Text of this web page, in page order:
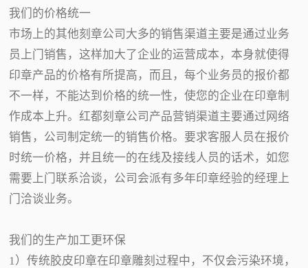
我们的价格统一
市场上的其他刻章公司大多的销售渠道主要是通过业务
员上门销售，这样加大了企业的运营成本，本身就使得
印章产品的价格有所提高，而且，每个业务员的报价都
不一样，不能达到价格的统一性，使您的企业在印章制
作成本上升。红都刻章公司产品营销渠道主要通过网络
销售，公司制定统一的销售价格。要求客服人员在报价
时统一价格，并且统一的在线及接线人员的话术，如您
需要上门联系洽谈，公司会派有多年印章经验的经理上
门洽谈业务。
我们的生产加工更环保
1）传统胶皮印章在印章雕刻过程中，不仅会污染环境，